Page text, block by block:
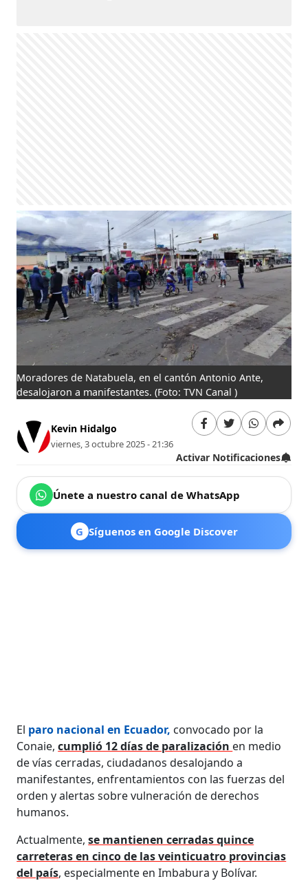
Moradores de Natabuela, en el cantón Antonio Ante,
desalojaron a manifestantes.(Foto: TVN Canal )
Kevin Hidalgo
viernes, 3 octubre 2025 - 21:36
Activar Notificaciones
Únete a nuestro canal de WhatsApp
G Síguenos en Google Discover
El paro nacional en Ecuador, convocado por la
Conaie,cumplió 12 días de paralización en medio
de vías cerradas, ciudadanos desalojando a
manifestantes, enfrentamientos con las fuerzas del
orden y alertas sobre vulneración de derechos
humanos.
Actualmente,se mantienen cerradas quince
carreteras en cinco de las veinticuatro provincias
del país, especialmente en Imbabura y Bolívar.